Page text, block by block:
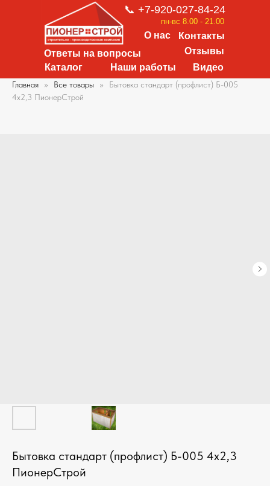
О нас
Ответы на вопросы
Каталог
Контакты
Наши работы Видео
Отзывы
📞 +7-920-027-84-24
пн-вс 8.00 - 21.00
Главная Все товары
Бытовка стандарт (профлист) Б-005
4х2,3 ПионерСтрой
Бытовка стандарт (профлист) Б-005 4х2,3
ПионерСтрой